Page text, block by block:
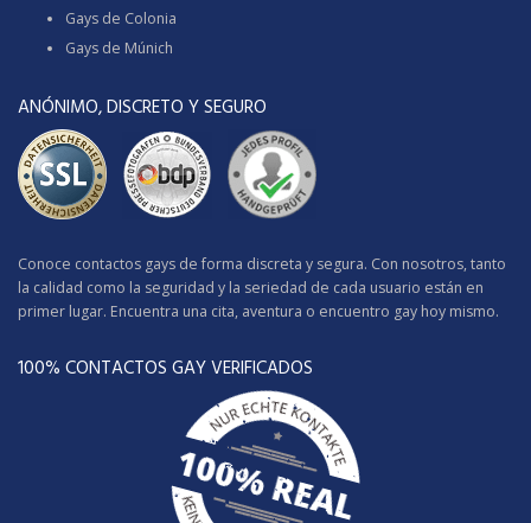
Gays de Colonia
Gays de Múnich
ANÓNIMO, DISCRETO Y SEGURO
Conoce contactos gays de forma discreta y segura. Con nosotros, tanto
la calidad como la seguridad y la seriedad de cada usuario están en
primer lugar. Encuentra una cita, aventura o encuentro gay hoy mismo.
100% CONTACTOS GAY VERIFICADOS